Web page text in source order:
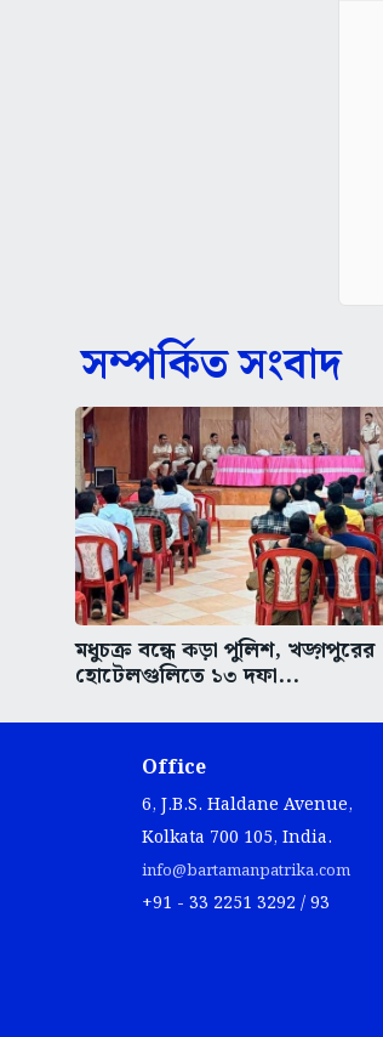
সম্পর্কিত সংবাদ
মধুচক্র বন্ধে কড়া পুলিশ, খড়্গপুরের
হোটেলগুলিতে ১৩ দফা...
Office
6, J.B.S. Haldane Avenue,
Kolkata 700 105, India.
info@bartamanpatrika.com
+91 - 33 2251 3292 / 93